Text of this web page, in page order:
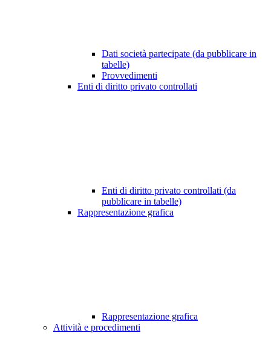
Dati società partecipate (da pubblicare in
tabelle)
Provvedimenti
Enti di diritto privato controllati
Enti di diritto privato controllati (da
pubblicare in tabelle)
Rappresentazione grafica
Rappresentazione grafica
Attività e procedimenti